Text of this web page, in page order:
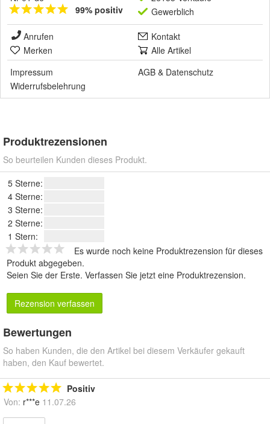
99% positiv
Gewerblich
Anrufen
Kontakt
Merken
Alle Artikel
Impressum
AGB & Datenschutz
Widerrufsbelehrung
Produktrezensionen
So beurteilen Kunden dieses Produkt.
5 Sterne:
4 Sterne:
3 Sterne:
2 Sterne:
1 Stern:
Es wurde noch keine Produktrezension für dieses
Produkt abgegeben.
Seien Sie der Erste. Verfassen Sie jetzt eine Produktrezension.
Rezension verfassen
Bewertungen
So haben Kunden, die den Artikel bei diesem Verkäufer gekauft
haben, den Kauf bewertet.
Positiv
Von: r***e 11.07.26